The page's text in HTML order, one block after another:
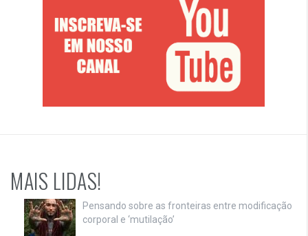
MAIS LIDAS!
Pensando sobre as fronteiras entre modificação
corporal e ‘mutilação’